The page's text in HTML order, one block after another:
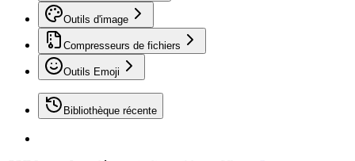
Outils d'image
Compresseurs de fichiers
Outils Emoji
Bibliothèque récente